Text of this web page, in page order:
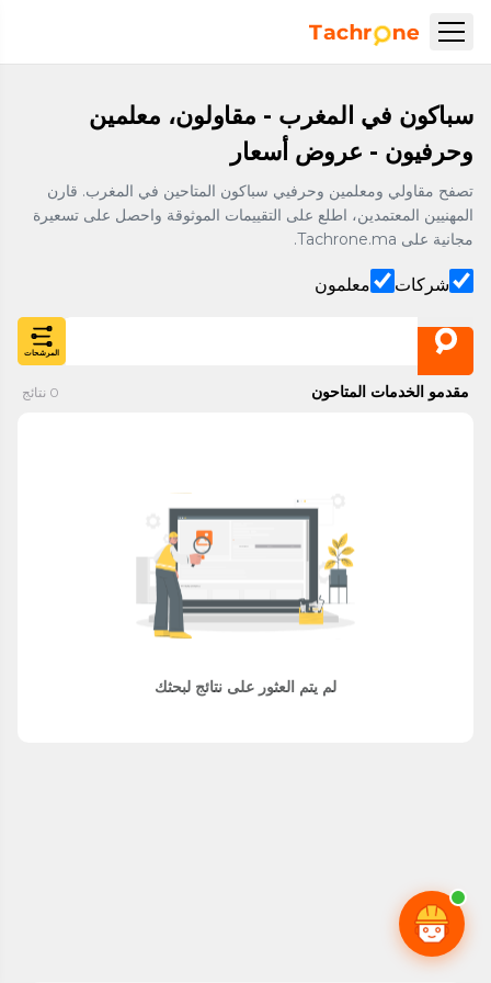
سباكون في المغرب - مقاولون، معلمين
وحرفيون - عروض أسعار
تصفح مقاولي ومعلمين وحرفيي سباكون المتاحين في المغرب. قارن
المهنيين المعتمدين، اطلع على التقييمات الموثوقة واحصل على تسعيرة
مجانية على Tachrone.ma.
شركات معلمون
المرشحات
مقدمو الخدمات المتاحون 0 نتائج
لم يتم العثور على نتائج لبحثك